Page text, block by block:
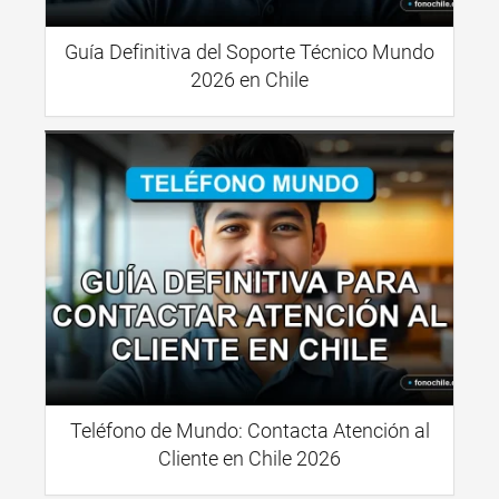
Guía Definitiva del Soporte Técnico Mundo
2026 en Chile
Teléfono de Mundo: Contacta Atención al
Cliente en Chile 2026